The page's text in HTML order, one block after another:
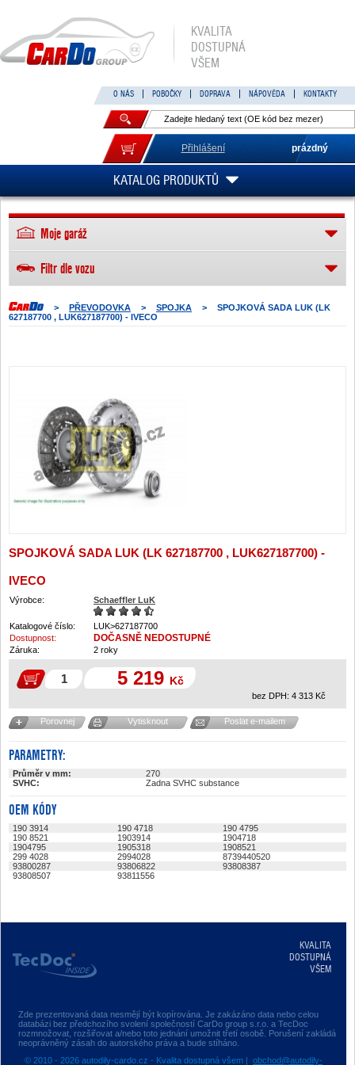
KVALITA
DOSTUPNÁ
VŠEM
O NÁS POBOČKY DOPRAVA NÁPOVĚDA KONTAKTY
Přihlášení prázdný
KATALOG PRODUKTŮ
> PŘEVODOVKA > SPOJKA >
SPOJKOVÁ SADA LUK (LK
627187700 , LUK627187700) - IVECO
SPOJKOVÁ SADA LUK (LK 627187700 , LUK627187700) -
IVECO
Výrobce: Schaeffler LuK
Katalogové číslo:
LUK>627187700
Dostupnost:
DOČASNĚ NEDOSTUPNÉ
Záruka: 2 roky
5 219 Kč
bez DPH: 4 313 Kč
Porovnej Vytisknout Poslat e-mailem
PARAMETRY:
Průměr v mm:
270
SVHC:
Zadna SVHC substance
OEM KÓDY
190 3914 190 4718
190 4795
190 8521
1903914
1904718
1904795
1905318
1908521
299 4028
2994028
8739440520
93800287
93806822
93808387
93808507
93811556
Moje garáž
Filtr dle vozu
Zde prezentovaná data nesmějí být kopírována. Je zakázáno data nebo celou
databázi bez předchozího svolení společností CarDo group s.r.o. a TecDoc
rozmnožovat, rozšiřovat a/nebo toto jednání umožnit třetí osobě. Porušení zakládá
neoprávněný zásah do autorského práva a bude stíháno.
KVALITA
DOSTUPNÁ
VŠEM
© 2010 - 2026 autodily-cardo.cz - Kvalita dostupná všem | obchod@autodily-